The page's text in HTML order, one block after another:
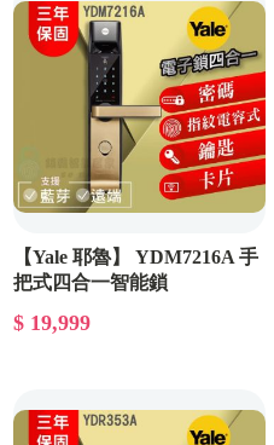
【Yale 耶魯】 YDM7216A 手
把式四合一智能鎖
$ 19,999